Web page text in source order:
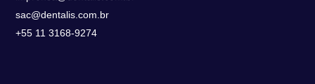
sac@dentalis.com.br
+55 11 3168-9274